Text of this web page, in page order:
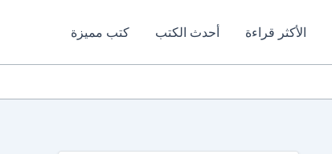
الأكثر قراءة أحدث الكتب كتب مميزة